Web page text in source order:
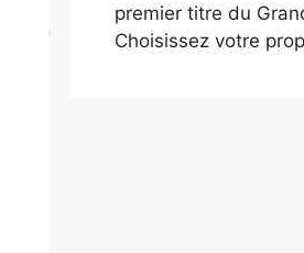
premier titre du
Choisissez votre